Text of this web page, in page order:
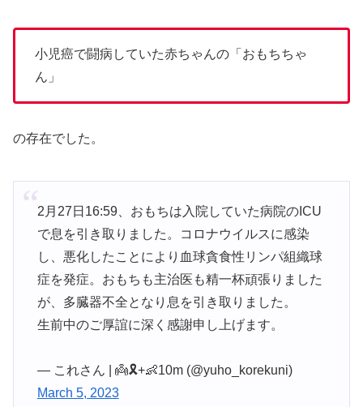
小児癌で闘病していた赤ちゃんの「おもちちゃ
ん」
の存在でした。
2月27日16:59、おもちは入院していた病院のICU
で息を引き取りました。コロナウイルスに感染
し、悪化したことにより血球貪食性リンパ組織球
症を発症。おもちも主治医も精一杯頑張りました
が、多臓器不全となり息を引き取りました。
生前中のご厚誼に深く感謝申し上げます。
— これさん | 👼🎗+👶10m (@yuho_korekuni)
March 5, 2023